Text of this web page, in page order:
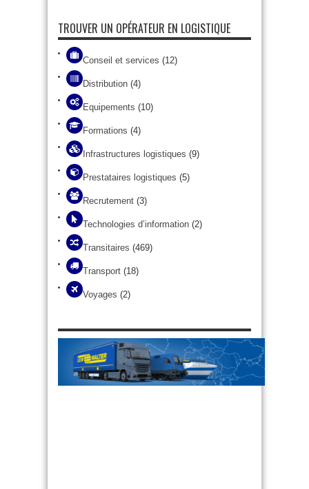
TROUVER UN OPÉRATEUR EN LOGISTIQUE
Conseil et services (12)
Distribution (4)
Equipements (10)
Formations (4)
Infrastructures logistiques (9)
Prestataires logistiques (5)
Recrutement (3)
Technologies d’information (2)
Transitaires (469)
Transport (18)
Voyages (2)